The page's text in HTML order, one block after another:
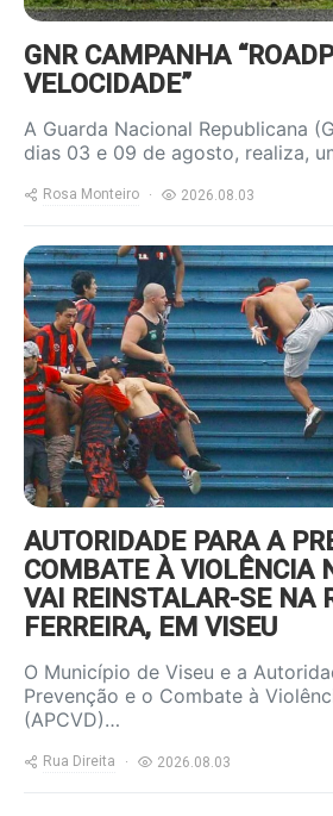
GNR CAMPANHA
VELOCIDADE”
A Guarda Nacional Republicana
dias 03 e 09 de agosto, realiza,
Rosa Monteiro 2026.08.03
https://www.ruadireita.pt/wp-
content/uploads/2022/09/foot-
violencia-800x600.jpg
AUTORIDADE PARA A
COMBATE À VIOLÊNCIA
VAI REINSTALAR-SE NA
FERREIRA, EM VISEU
O Município de Viseu e a
Prevenção e o Combate à
(APCVD)…
Rua Direita 2026.08.03